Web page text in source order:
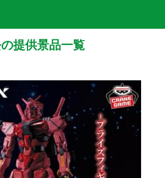
提供景品一覧